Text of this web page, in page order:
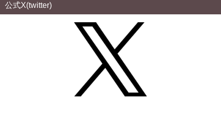
公式X(twitter)